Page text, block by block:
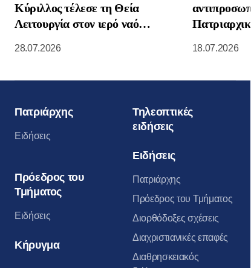
Κύριλλος τέλεσε τη Θεία
Λειτουργία στον ιερό ναό
Κρεμλίνο της Μόσχας
28.07.2026 18.07.2026
Πατριάρχης
Ειδήσεις
Πρόεδρος του
Τμήματος
Ειδήσεις
Κήρυγμα
Τηλεοπτικές
ειδήσεις
Ειδήσεις
Πατριάρχης
Πρόεδρος του Τμήματος
Διορθόδοξες σχέσεις
Διαχριστιανικές επαφές
Διαθρησκειακός